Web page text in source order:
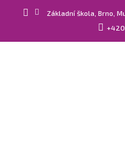
  Základní škola, Brno,
